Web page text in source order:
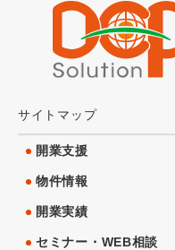
サイトマップ
開業支援
物件情報
開業実績
セミナー・WEB相談